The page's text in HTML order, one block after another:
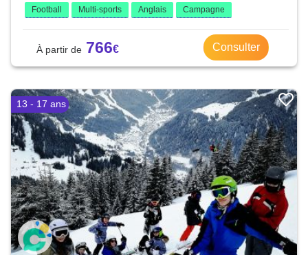
Football Multi-sports Anglais Campagne
766 Consulter
13 - 17 ans